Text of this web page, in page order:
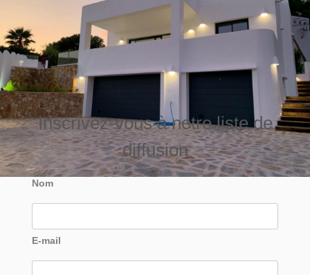
Inscrivez-vous à notre liste de
diffusion
Nom
E-mail